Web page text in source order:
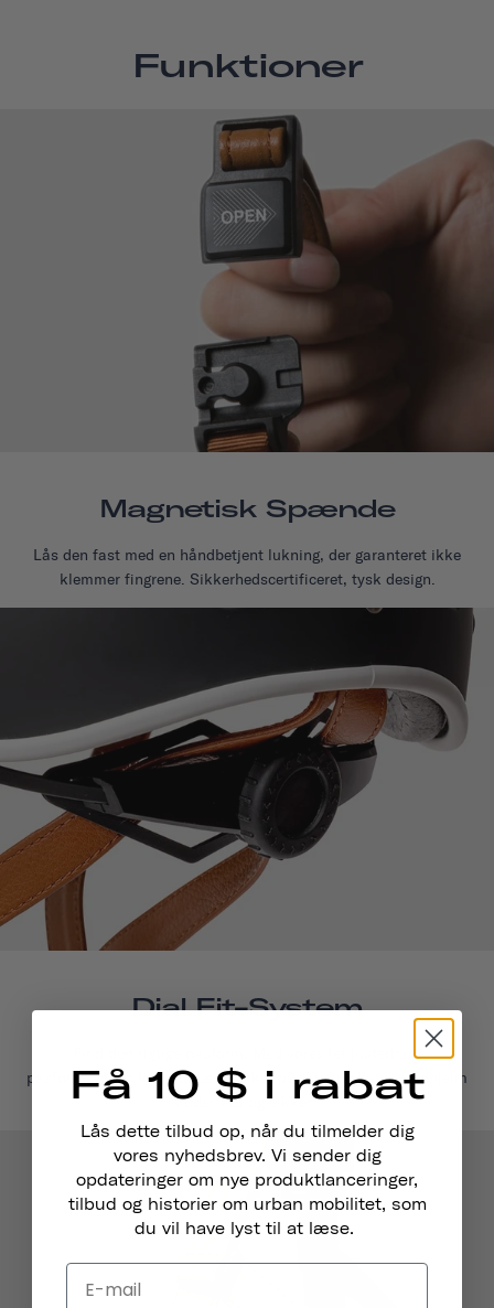
Funktioner
Magnetisk Spænde
Lås den fast med en håndbetjent lukning, der garanteret ikke
klemmer fingrene. Sikkerhedscertificeret, tysk design.
Dial Fit-System
Find den rigtige pasform. Med vores let justerbare
pasformsystem kan du være sikker på, at din skateboardhjelm
sidder tæt og sikkert.
Få 10 $ i rabat
Lås dette tilbud op, når du tilmelder dig
vores nyhedsbrev. Vi sender dig
opdateringer om nye produktlanceringer,
tilbud og historier om urban mobilitet, som
du vil have lyst til at læse.